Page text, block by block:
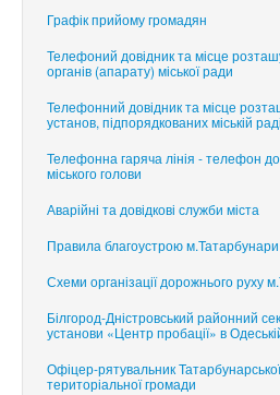
Графік прийому громадян
Телефоний довідник та місце
органів (апарату) міської ради
Телефонний довідник та місце
установ, підпорядкованих міській раді
Телефонна гаряча лінія - телефон
міського голови
Аварійні та довідкові служби міста
Правила благоустрою м.Татарбунари
Схеми організації дорожнього руху
Білгород-Дністровський районний
установи «Центр пробації» в
Офіцер-рятувальник
територіальної громади